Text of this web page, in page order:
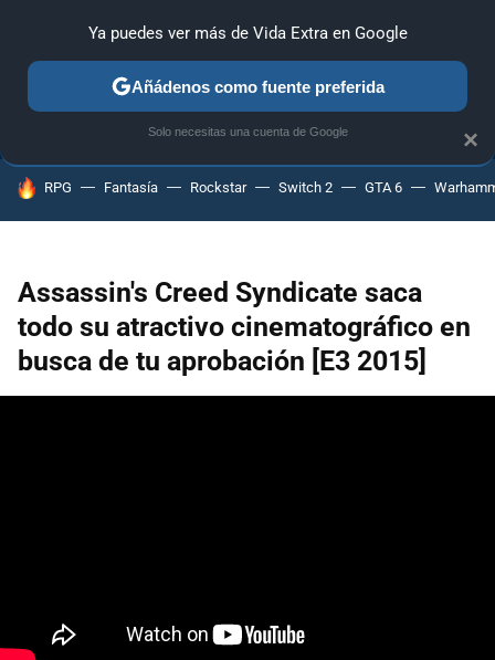
ANÁLISIS GUÍAS Y TRUCOS PC SONY NINTENDO
HOY SE HABLA DE
RPG Fantasía Rockstar Switch 2 GTA 6
Assassin's Creed Syndicate saca
todo su atractivo cinematográfico en
busca de tu aprobación [E3 2015]
×
Ya puedes ver más de Vida Extra en Google
Añádenos como fuente preferida
Solo necesitas una cuenta de Google